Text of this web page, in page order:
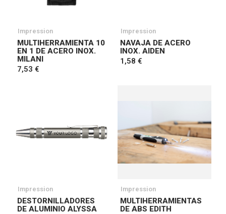
Impression
MULTIHERRAMIENTA 10
EN 1 DE ACERO INOX.
MILANI
7,53 €
Impression
NAVAJA DE ACERO
INOX. AIDEN
1,58 €
Impression
DESTORNILLADORES
DE ALUMINIO ALYSSA
Impression
MULTIHERRAMIENTAS
DE ABS EDITH